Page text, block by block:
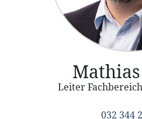
Leiter
032 344